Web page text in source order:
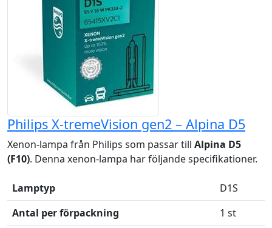
Philips X-tremeVision gen2 – Alpina D5
Xenon-lampa från Philips som passar till Alpina D5
(F10). Denna xenon-lampa har följande specifikationer.
Lamptyp
D1S
Antal per förpackning
1 st